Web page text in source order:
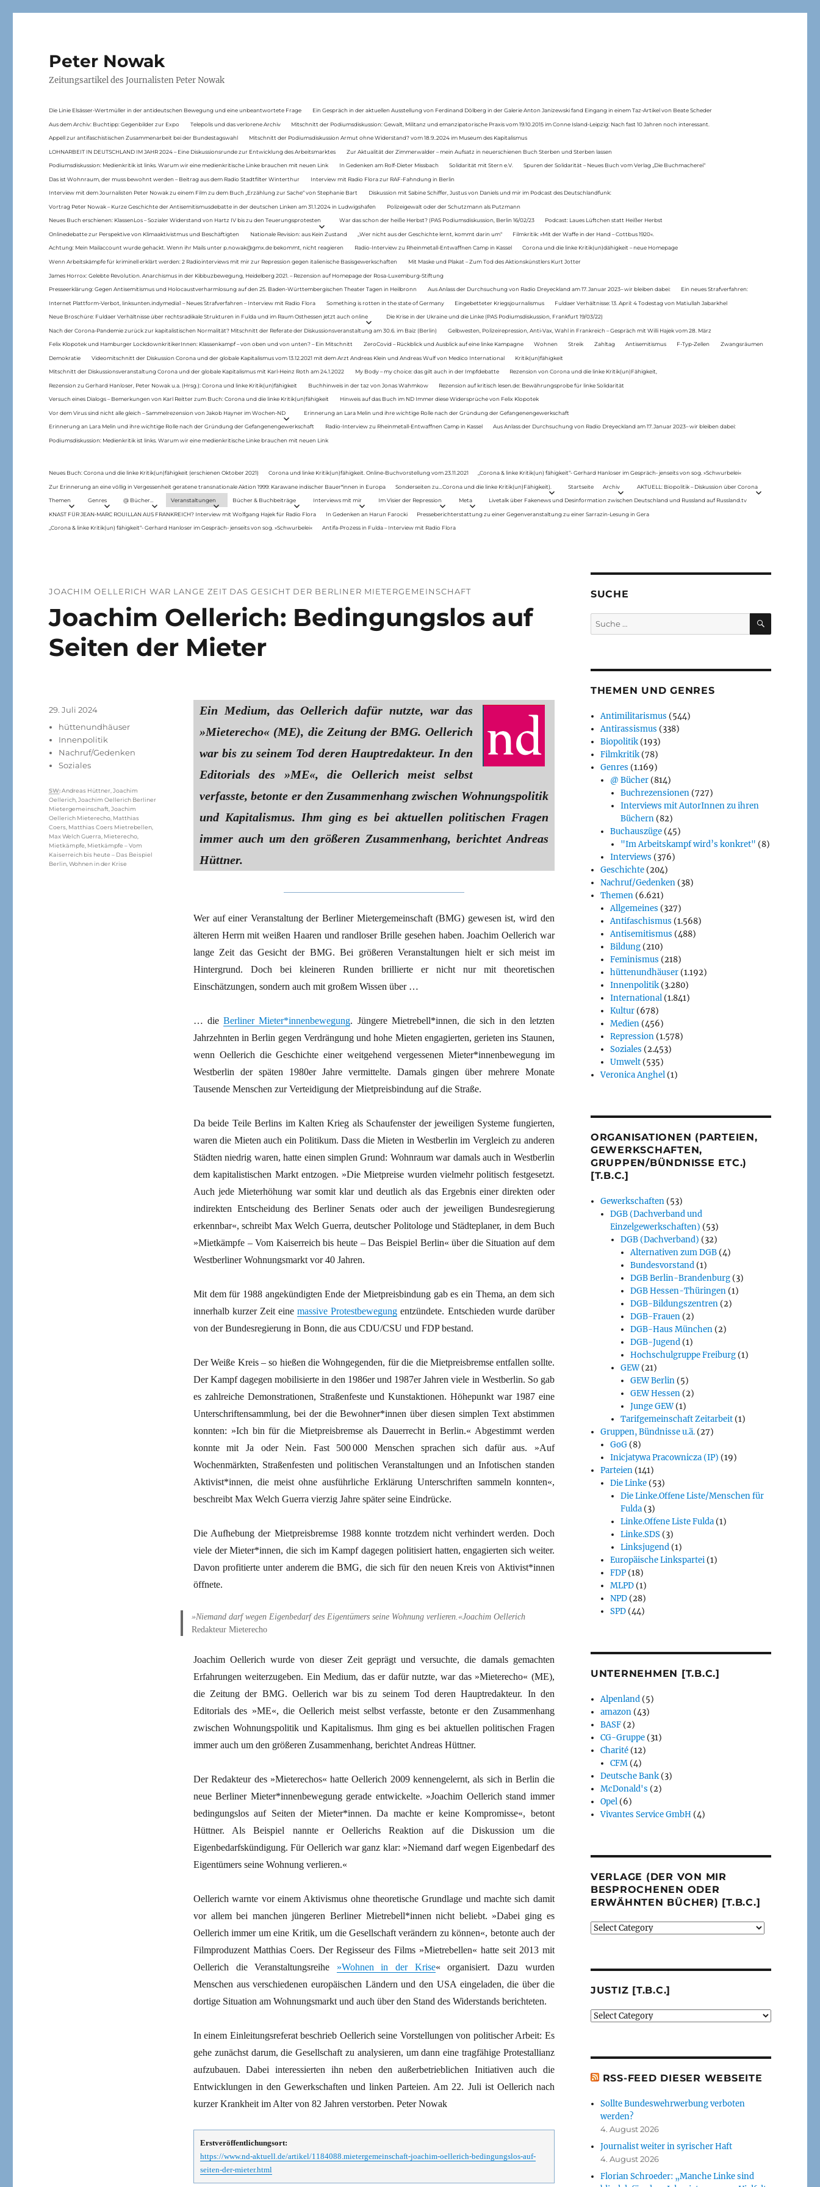
Peter Nowak
Zeitungsartikel des Journalisten Peter Nowak
Die Linie Elsässer-Wertmüller in der antideutschen Bewegung und eine unbeantwortete Frage Ein Gespräch in der aktuellen Ausstellung von Ferdinand Dölberg in der Galerie Anton Janizewski fand Eingang in einem Taz-Artikel von Beate Scheder
Aus dem Archiv: Buchtipp: Gegenbilder zur Expo Telepolis und das verlorene Archiv Mitschnitt der Podiumsdiskussion: Gewalt, Militanz und emanzipatorische Praxis vom 19.10.2015 im Conne Island-Leipzig: Nach fast 10 Jahren noch interessant.
Appell zur antifaschistischen Zusammenarbeit bei der Bundestagswahl Mitschnitt der Podiumsdiskussion Armut ohne Widerstand? vom 18.9..2024 im Museum des Kapitalismus
LOHNARBEIT IN DEUTSCHLAND IM JAHR 2024 – Eine Diskussionsrunde zur Entwicklung des Arbeitsmarktes Zur Aktualität der Zimmerwalder – mein Aufsatz in neuerschienen Buch Sterben und Sterben lassen
Podiumsdiskussion: Medienkritik ist links. Warum wir eine medienkritische Linke brauchen mit neuen Link In Gedenken am Rolf-Dieter Missbach Solidarität mit Stern e.V. Spuren der Solidarität – Neues Buch vom Verlag „Die Buchmacherei“
Das ist Wohnraum, der muss bewohnt werden – Beitrag aus dem Radio Stadtfilter Winterthur Interview mit Radio Flora zur RAF-Fahndung in Berlin
Interview mit dem Journalisten Peter Nowak zu einem Film zu dem Buch „Erzählung zur Sache“ von Stephanie Bart Diskussion mit Sabine Schiffer, Justus von Daniels und mir im Podcast des Deutschlandfunk:
Vortrag Peter Nowak – Kurze Geschichte der Antisemitismusdebatte in der deutschen Linken am 31.1.2024 in Ludwigshafen Polizeigewalt oder der Schutzmann als Putzmann
Neues Buch erschienen: KlassenLos – Sozialer Widerstand von Hartz IV bis zu den Teuerungsprotesten War das schon der heiße Herbst? (PAS Podiumsdiskussion, Berlin 16/02/23 Podcast: Laues Lüftchen statt Heißer Herbst
Onlinedebatte zur Perspektive von Klimaaktivistmus und Beschäftigten Nationale Revision: aus Kein Zustand „Wer nicht aus der Geschichte lernt, kommt darin um“ Filmkritik: »Mit der Waffe in der Hand – Cottbus 1920«.
Achtung: Mein Mailaccount wurde gehackt. Wenn ihr Mails unter p.nowak@gmx.de bekommt, nicht reagieren Radio-Interview zu Rheinmetall-Entwaffnen Camp in Kassel Corona und die linke Kritik(un)dähigkeit – neue Homepage
Wenn Arbeitskämpfe für kriminell erklärt werden: 2 Radiointerviews mit mir zur Repression gegen italienische Basisgewerkschaften Mit Maske und Plakat – Zum Tod des Aktionskünstlers Kurt Jotter
James Horrox: Gelebte Revolution. Anarchismus in der Kibbuzbewegung, Heidelberg 2021. – Rezension auf Homepage der Rosa-Luxemburg-Stiftung
Presseerklärung: Gegen Antisemitismus und Holocaustverharmlosung auf den 25. Baden-Württembergischen Theater Tagen in Heilbronn Aus Anlass der Durchsuchung von Radio Dreyeckland am 17.Januar 2023– wir bleiben dabei: Ein neues Strafverfahren:
Internet Plattform-Verbot, linksunten.indymedia1 – Neues Strafverfahren – Interview mit Radio Flora Something is rotten in the state of Germany Eingebetteter Kriegsjournalismus Fuldaer Verhältnisse: 13. April: 4 Todestag von Matiul­lah Jabarkhel
Neue Broschüre: Fuldaer Verhältnisse über rechtsradikale Strukturen in Fulda und im Raum Osthessen jetzt auch online Die Krise in der Ukraine und die Linke (PAS Podiumsdiskussion, Frankfurt 19/03/22)
Nach der Corona-Pandemie zurück zur kapitalistischen Normalität? Mitschnitt der Referate der Diskussionsveranstaltung am 30.6. im Baiz (Berlin) Gelbwesten, Polizeirepression, Anti-Vax, Wahl in Frankreich – Gespräch mit Willi Hajek vom 28. März
Felix Klopotek und Hamburger LockdownkritikerInnen: Klassenkampf – von oben und von unten? – Ein Mitschnitt ZeroCovid – Rückblick und Ausblick auf eine linke Kampagne Wohnen Streik Zahltag Antisemitismus F-Typ-Zellen Zwangsräumen
Demokratie Videomitschnitt der Diskussion Corona und der globale Kapitalismus vom 13.12.2021 mit dem Arzt Andreas Klein und Andreas Wulf von Medico International Kritik(un)fähigkeit
Mitschnitt der Diskussionsveranstaltung Corona und der globale Kapitalismus mit Karl-Heinz Roth am 24.1.2022 My Body – my choice: das gilt auch in der Impfdebatte Rezension von Corona und die linke Kritik(un)Fähigkeit,
Rezension zu Gerhard Hanloser, Peter Nowak u.a. (Hrsg.): Corona und linke Kritik(un)fähigkeit Buchhinweis in der taz von Jonas Wahmkow Rezension auf kritisch lesen.de: Bewährungsprobe für linke Solidarität
Versuch eines Dialogs – Bemerkungen von Karl Reitter zum Buch: Corona und die linke Kritik(un)fähigkeit Hinweis auf das Buch im ND Immer diese Widersprüche von Felix Klopotek
Vor dem Virus sind nicht alle gleich – Sammelrezension von Jakob Hayner im Wochen-ND Erinnerung an Lara Melin und ihre wichtige Rolle nach der Gründung der Gefangenengewerkschaft
Erinnerung an Lara Melin und ihre wichtige Rolle nach der Gründung der Gefangenengewerkschaft Radio-Interview zu Rheinmetall-Entwaffnen Camp in Kassel Aus Anlass der Durchsuchung von Radio Dreyeckland am 17.Januar 2023– wir bleiben dabei:
Podiumsdiskussion: Medienkritik ist links. Warum wir eine medienkritische Linke brauchen mit neuen Link
Neues Buch: Corona und die linke Kritik(un)fähigkeit (erschienen Oktober 2021) Corona und linke Kritik(un)fähigkeit. Online-Buchvorstellung vom 23.11.2021 „Corona & linke Kritik(un) fähigkeit“- Gerhard Hanloser im Gespräch- jenseits von sog. »Schwurbelei«
Zur Erinnerung an eine völlig in Vergessenheit geratene transnationale Aktion 1999: Karawane indischer Bauer*innen in Europa Sonderseiten zu…Corona und die linke Kritik(un)Fähigkeit). Startseite Archiv AKTUELL: Biopolitik – Diskussion über Corona
Themen Genres @ Bücher… Veranstaltungen Bücher & Buchbeiträge Interviews mit mir Im Visier der Repression Meta Livetalk über Fakenews und Desinformation zwischen Deutschland und Russland auf Russland.tv
KNAST FÜR JEAN-MARC ROUILLAN AUS FRANKREICH? Interview mit Wolfgang Hajek für Radio Flora In Gedenken an Harun Farocki Presseberichterstattung zu einer Gegenveranstaltung zu einer Sarrazin-Lesung in Gera
„Corona & linke Kritik(un) fähigkeit“- Gerhard Hanloser im Gespräch- jenseits von sog. »Schwurbelei« Antifa-Prozess in Fulda – Interview mit Radio Flora
JOACHIM OELLERICH WAR LANGE ZEIT DAS GESICHT DER BERLINER MIETERGEMEINSCHAFT
Joachim Oellerich: Bedingungslos auf
Seiten der Mieter
Ein Medium, das Oellerich dafür nutzte, war das
»Mieterecho« (ME), die Zeitung der BMG. Oellerich
war bis zu seinem Tod deren Hauptredakteur. In den
Editorials des »ME«, die Oellerich meist selbst
verfasste, betonte er den Zusammenhang zwischen Wohnungspolitik
und Kapitalismus. Ihm ging es bei aktuellen politischen Fragen
immer auch um den größeren Zusammenhang, berichtet Andreas
Hüttner.
Wer auf einer Veranstaltung der Berliner Mietergemeinschaft (BMG) gewesen ist, wird den
älteren Herrn mit weißen Haaren und randloser Brille gesehen haben. Joachim Oellerich war
lange Zeit das Gesicht der BMG. Bei größeren Veranstaltungen hielt er sich meist im
Hintergrund. Doch bei kleineren Runden brillierte er nicht nur mit theoretischen
Einschätzungen, sondern auch mit großem Wissen über …
… dieBerliner Mieter*innenbewegung. Jüngere Mietrebell*innen, die sich in den letzten
Jahrzehnten in Berlin gegen Verdrängung und hohe Mieten engagierten, gerieten ins Staunen,
wenn Oellerich die Geschichte einer weitgehend vergessenen Mieter*innenbewegung im
Westberlin der späten 1980er Jahre vermittelte. Damals gingen über mehrere Monate
Tausende Menschen zur Verteidigung der Mietpreisbindung auf die Straße.
Da beide Teile Berlins im Kalten Krieg als Schaufenster der jeweiligen Systeme fungierten,
waren die Mieten auch ein Politikum. Dass die Mieten in Westberlin im Vergleich zu anderen
Städten niedrig waren, hatte einen simplen Grund: Wohnraum war damals auch in Westberlin
dem kapitalistischen Markt entzogen. »Die Mietpreise wurden vielmehr politisch festgesetzt.
Auch jede Mieterhöhung war somit klar und deutlich als das Ergebnis einer direkten oder
indirekten Entscheidung des Berliner Senats oder auch der jeweiligen Bundesregierung
erkennbar«, schreibt Max Welch Guerra, deutscher Politologe und Städteplaner, in dem Buch
»Mietkämpfe – Vom Kaiserreich bis heute – Das Beispiel Berlin« über die Situation auf dem
Westberliner Wohnungsmarkt vor 40 Jahren.
Mit dem für 1988 angekündigten Ende der Mietpreisbindung gab es ein Thema, an dem sich
innerhalb kurzer Zeit einemassive Protestbewegung entzündete. Entschieden wurde darüber
von der Bundesregierung in Bonn, die aus CDU/CSU und FDP bestand.
Der Weiße Kreis – so hießen die Wohngegenden, für die die Mietpreisbremse entfallen sollte.
Der Kampf dagegen mobilisierte in den 1986er und 1987er Jahren viele in Westberlin. So gab
es zahlreiche Demonstrationen, Straßenfeste und Kunstaktionen. Höhepunkt war 1987 eine
Unterschriftensammlung, bei der die Bewohner*innen über diesen simplen Text abstimmen
konnten: »Ich bin für die Mietpreisbremse als Dauerrecht in Berlin.« Abgestimmt werden
konnte mit Ja oder Nein. Fast 500 000 Menschen sprachen sich dafür aus. »Auf
Wochenmärkten, Straßenfesten und politischen Veranstaltungen und an Infotischen standen
Aktivist*innen, die meist ohne ausführliche Erklärung Unterschriften sammeln konnten«,
beschreibt Max Welch Guerra vierzig Jahre später seine Eindrücke.
Die Aufhebung der Mietpreisbremse 1988 konnte trotzdem nicht verhindert werden. Doch
viele der Mieter*innen, die sich im Kampf dagegen politisiert hatten, engagierten sich weiter.
Davon profitierte unter anderem die BMG, die sich für den neuen Kreis von Aktivist*innen
öffnete.
»Niemand darf wegen Eigenbedarf des Eigentümers seine Wohnung verlieren.«Joachim Oellerich
Redakteur Mieterecho
Joachim Oellerich wurde von dieser Zeit geprägt und versuchte, die damals gemachten
Erfahrungen weiterzugeben. Ein Medium, das er dafür nutzte, war das »Mieterecho« (ME),
die Zeitung der BMG. Oellerich war bis zu seinem Tod deren Hauptredakteur. In den
Editorials des »ME«, die Oellerich meist selbst verfasste, betonte er den Zusammenhang
zwischen Wohnungspolitik und Kapitalismus. Ihm ging es bei aktuellen politischen Fragen
immer auch um den größeren Zusammenhang, berichtet Andreas Hüttner.
Der Redakteur des »Mieterechos« hatte Oellerich 2009 kennengelernt, als sich in Berlin die
neue Berliner Mieter*innenbewegung gerade entwickelte. »Joachim Oellerich stand immer
bedingungslos auf Seiten der Mieter*innen. Da machte er keine Kompromisse«, betont
Hüttner. Als Beispiel nannte er Oellerichs Reaktion auf die Diskussion um die
Eigenbedarfskündigung. Für Oellerich war ganz klar: »Niemand darf wegen Eigenbedarf des
Eigentümers seine Wohnung verlieren.«
Oellerich warnte vor einem Aktivismus ohne theoretische Grundlage und machte sich damit
vor allem bei manchen jüngeren Berliner Mietrebell*innen nicht beliebt. »Dabei ging es
Oellerich immer um eine Kritik, um die Gesellschaft verändern zu können«, betonte auch der
Filmproduzent Matthias Coers. Der Regisseur des Films »Mietrebellen« hatte seit 2013 mit
Oellerich die Veranstaltungsreihe »Wohnen in der Krise« organisiert. Dazu wurden
Menschen aus verschiedenen europäischen Ländern und den USA eingeladen, die über die
dortige Situation am Wohnungsmarkt und auch über den Stand des Widerstands berichteten.
In einem Einleitungsreferat beschrieb Oellerich seine Vorstellungen von politischer Arbeit: Es
gehe zunächst darum, die Gesellschaft zu analysieren, um dann eine tragfähige Protestallianz
aufzubauen. Dabei interessierten ihn neben den außerbetrieblichen Initiativen auch die
Entwicklungen in den Gewerkschaften und linken Parteien. Am 22. Juli ist Oellerich nach
kurzer Krankheit im Alter von 82 Jahren verstorben. Peter Nowak
Erstveröffentlichungsort:
https://www.nd-aktuell.de/artikel/1184088.mietergemeinschaft-joachim-oellerich-bedingungslos-auf-
seiten-der-mieter.html
Veröffentlicht
am
29. Juli 2024
Kategorien
hüttenundhäuser
Innenpolitik
Nachruf/Gedenken
Soziales
Schlagwörter
SW:Andreas Hüttner ,Joachim
Oellerich ,Joachim Oellerich Berliner
Mietergemeinschaft ,Joachim
Oellerich Mieterecho Matthias
Coers Matthias Coers Mietrebellen
Max Welch Guerra Mieterecho
Mietkämpfe Mietkämpfe – Vom
Kaiserreich bis heute – Das Beispiel
Berlin ,Wohnen in der Krise
SUCHE
Suche
nach:
SUCHEN
THEMEN UND GENRES
Antimilitarismus (544)
Antirassismus (338)
Biopolitik (193)
Filmkritik (78)
Genres (1.169)
@ Bücher (814)
Buchrezensionen(727)
Interviews mit AutorInnen zu ihren
Büchern(82)
Buchauszüge (45)
"Im Arbeitskampf wird’s konkret" (8)
Interviews (376)
Geschichte (204)
Nachruf/Gedenken (38)
Themen (6.621)
Allgemeines (327)
Antifaschismus (1.568)
Antisemitismus (488)
Bildung (210)
Feminismus (218)
hüttenundhäuser (1.192)
Innenpolitik (3.280)
International (1.841)
Kultur (678)
Medien (456)
Repression (1.578)
Soziales (2.453)
Umwelt (535)
Veronica Anghel (1)
ORGANISATIONEN (PARTEIEN,
GEWERKSCHAFTEN,
GRUPPEN/BÜNDNISSE ETC.)
[T.B.C.]
Gewerkschaften (53)
DGB (Dachverband und
Einzelgewerkschaften) (53)
DGB (Dachverband) (32)
Alternativen zum DGB(4)
Bundesvorstand(1)
DGB Berlin-Brandenburg(3)
DGB Hessen-Thüringen(1)
DGB-Bildungszentren(2)
DGB-Frauen(2)
DGB-Haus München(2)
DGB-Jugend(1)
Hochschulgruppe Freiburg(1)
GEW(21)
GEW Berlin(5)
GEW Hessen(2)
Junge GEW(1)
Tarifgemeinschaft Zeitarbeit(1)
Gruppen, Bündnisse u.ä. (27)
GoG (8)
Inicjatywa Pracownicza (IP) (19)
Parteien (141)
Die Linke (53)
Die Linke.Offene Liste/Menschen für
Fulda(3)
Linke.Offene Liste Fulda(1)
Linke.SDS(3)
Linksjugend(1)
Europäische Linkspartei (1)
FDP (18)
MLPD (1)
NPD (28)
SPD (44)
UNTERNEHMEN [T.B.C.]
Alpenland (5)
amazon (43)
BASF (2)
CG-Gruppe (31)
Charité (12)
CFM (4)
Deutsche Bank (3)
McDonald's (2)
Opel (6)
Vivantes Service GmbH (4)
VERLAGE (DER VON MIR
BESPROCHENEN ODER
ERWÄHNTEN BÜCHER) [T.B.C.]
Verlage
oder
Bücher)
JUSTIZ [T.B.C.]
Justiz
RSS-FEED DIESER WEBSEITE
Sollte Bundeswehrwerbung verboten
werden?
4. August 2026
Journalist weiter in syrischer Haft
4. August 2026
Florian Schroeder: „Manche Linke sind